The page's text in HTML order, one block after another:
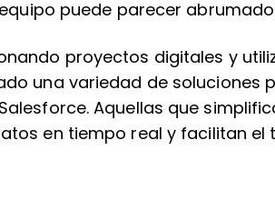
puede parecer
proyectos digitales y
una variedad de soluciones
Aquellas que
en tiempo real y facilitan